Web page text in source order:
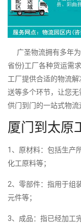
广圣物流拥有多年为
省份}工厂各种货运需
工厂提供合适的物流
送等多个环节，让您
供门到门的一站式物流
厦门到太原
1、原材料：包括生产
化工原料等；
2、零部件：指用于组
元件等；
3、成品：指已经加工